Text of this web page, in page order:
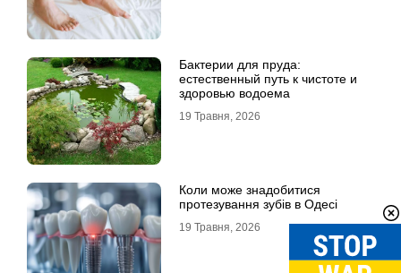
Бактерии для пруда:
естественный путь к чистоте и
здоровью водоема
19 Травня, 2026
Коли може знадобитися
протезування зубів в Одесі
19 Травня, 2026